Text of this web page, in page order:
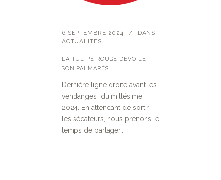
6 SEPTEMBRE 2024
DANS
ACTUALITÉS
LA TULIPE ROUGE DÉVOILE
SON PALMARÈS
Dernière ligne droite avant les
vendanges du millésime
2024. En attendant de sortir
les sécateurs, nous prenons le
temps de partager...